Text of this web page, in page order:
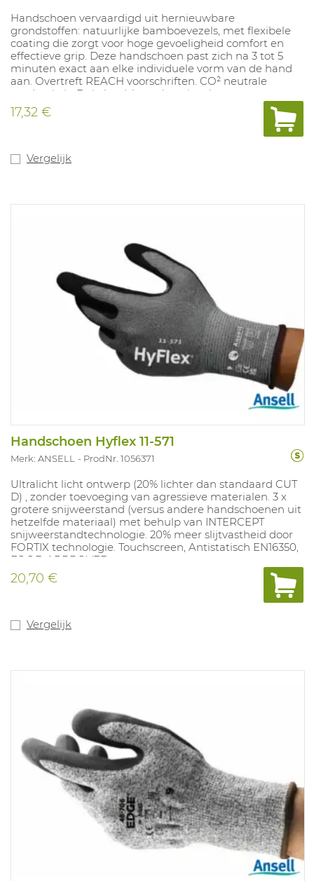
Handschoen vervaardigd uit hernieuwbare
grondstoffen: natuurlijke bamboevezels, met flexibele
coating die zorgt voor hoge gevoeligheid comfort en
effectieve grip. Deze handschoen past zich na 3 tot 5
minuten exact aan elke individuele vorm van de hand
aan. Overtreft REACH voorschriften. CO² neutrale
productie in Duitsland, korte leveringsketen.
17,32 €
Vergelijk
Handschoen Hyflex 11-571
Merk: ANSELL ProdNr. 1056371
Ultralicht licht ontwerp (20% lichter dan standaard CUT
D) , zonder toevoeging van agressieve materialen. 3 x
grotere snijweerstand (versus andere handschoenen uit
hetzelfde materiaal) met behulp van INTERCEPT
snijweerstandtechnologie. 20% meer slijtvastheid door
FORTIX technologie. Touchscreen, Antistatisch EN16350,
FOOD APPROVED.
Maten: 5-12
20,70 €
Vergelijk